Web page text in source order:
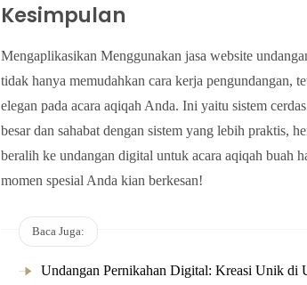
Kesimpulan
Mengaplikasikan Menggunakan jasa website
tidak hanya memudahkan cara kerja pengundangan,
elegan pada acara aqiqah Anda. Ini yaitu sistem
besar dan sahabat dengan sistem yang lebih praktis,
beralih ke undangan digital untuk acara aqiqah buah
momen spesial Anda kian berkesan!
Baca Juga:
Undangan Pernikahan Digital: Kreasi Unik di